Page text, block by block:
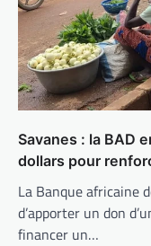
Savanes : la BAD
dollars pour
La Banque africaine
d’apporter un don
financer un…